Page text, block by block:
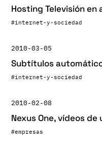
Hosting Televisión en
#internet-y-sociedad
2010-03-05
Subtítulos
#internet-y-sociedad
2010-02-08
Nexus One, vídeos
#empresas